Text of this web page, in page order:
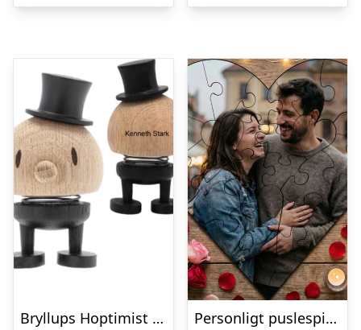
Bryllups Hoptimist Gom – small Personligt puslespil med Billede – Hjerte